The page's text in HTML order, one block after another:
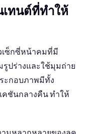
ทนต์ที่ทำให้
เซ็กซี่หน้าคมที่มี
รูปร่างและใช้มุมถ่าย
ะกอบภาพมีทั้ง
คชันกลางคืน ทำให้